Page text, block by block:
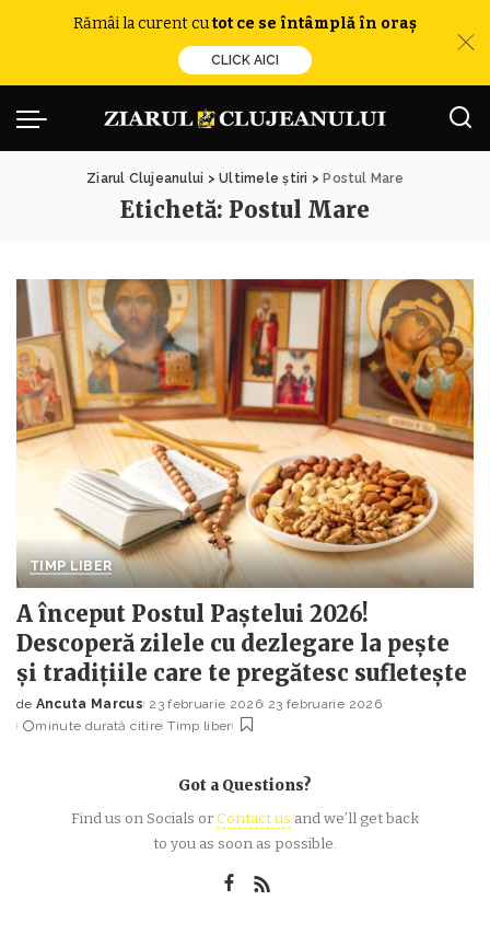
Rămâi la curent cutot ce se întâmplă în oraș
CLICK AICI
Ziarul Clujeanului >Ultimele știri > Postul Mare
Etichetă: Postul Mare
TIMP LIBER
A început Postul Paștelui 2026!
Descoperă zilele cu dezlegare la pește
și tradițiile care te pregătesc sufletește
Posted
by
de Ancuta Marcus 23 februarie 2026 23 februarie 2026
minute durată citire Timp liber
Got a Questions?
Find us on Socials orContact us and we’ll get back
to you as soon as possible.